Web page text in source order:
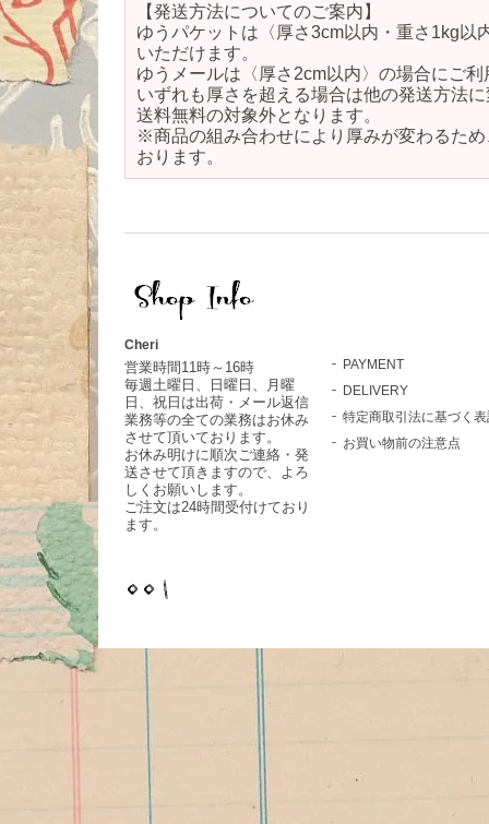
【発送方法についてのご案内】
ゆうパケットは〈厚さ3cm以内・重さ1kg以
いただけます。
ゆうメールは〈厚さ2cm以内〉の場合にご
いずれも厚さを超える場合は他の発送方法
送料無料の対象外となります。
※商品の組み合わせにより厚みが変わるた
おります。
Cheri
営業時間11時～16時
毎週土曜日、日曜日、月曜
日、祝日は出荷・メール返信
業務等の全ての業務はお休み
させて頂いております。
お休み明けに順次ご連絡・発
送させて頂きますので、よろ
しくお願いします。
ご注文は24時間受付けており
ます。
PAYMENT
DELIVERY
特定商取引法に基づく
お買い物前の注意点